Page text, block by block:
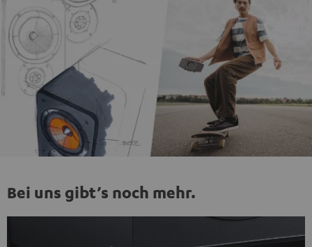
Bei uns gibt’s noch mehr.